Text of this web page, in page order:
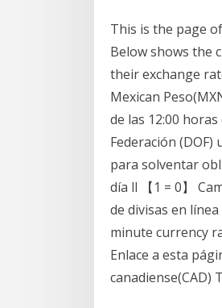
This is the page
Below shows the
their exchange
Mexican
de las 12:00
Federación
para solventar
día ll 【1 = 0】
de divisas en
minute currency
Enlace a esta
canadiense(CAD)